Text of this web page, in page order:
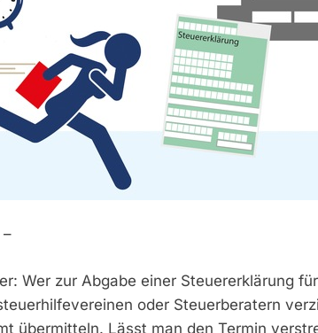
Wer zur Abgabe einer Steuererklärung
oder Steuerberatern
übermitteln. Lässt man den Termin